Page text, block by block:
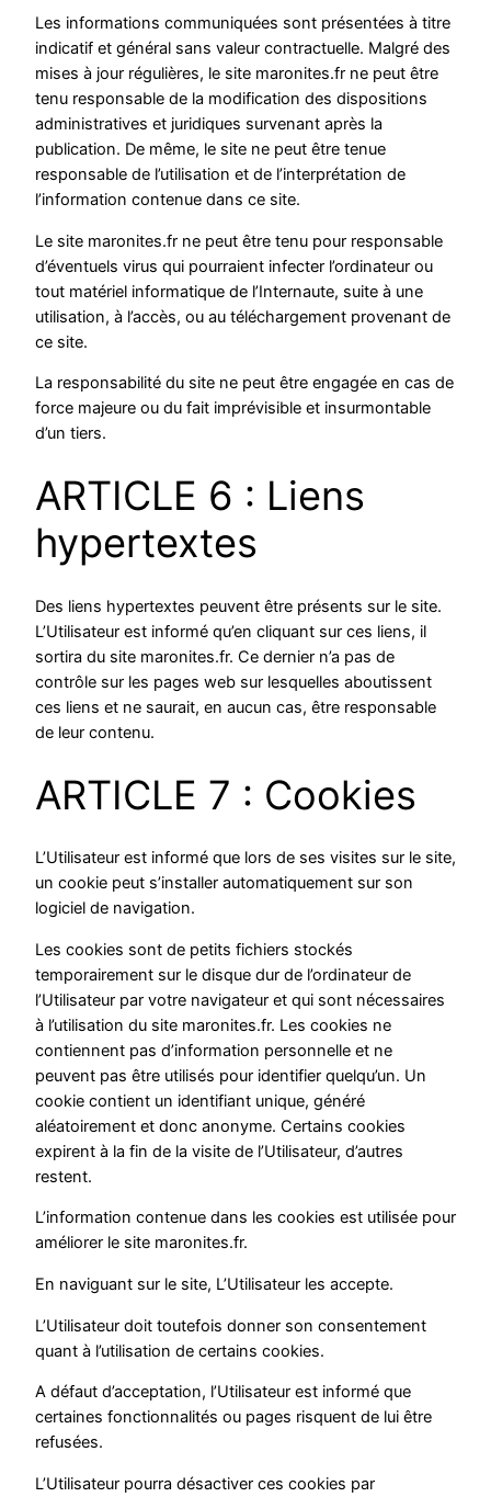
Les informations communiquées sont présentées à titre
indicatif et général sans valeur contractuelle. Malgré des
mises à jour régulières, le site maronites.fr ne peut être
tenu responsable de la modification des dispositions
administratives et juridiques survenant après la
publication. De même, le site ne peut être tenue
responsable de l’utilisation et de l’interprétation de
l’information contenue dans ce site.
Le site maronites.fr ne peut être tenu pour responsable
d’éventuels virus qui pourraient infecter l’ordinateur ou
tout matériel informatique de l’Internaute, suite à une
utilisation, à l’accès, ou au téléchargement provenant de
ce site.
La responsabilité du site ne peut être engagée en cas de
force majeure ou du fait imprévisible et insurmontable
d’un tiers.
ARTICLE 6 : Liens
hypertextes
Des liens hypertextes peuvent être présents sur le site.
L’Utilisateur est informé qu’en cliquant sur ces liens, il
sortira du site maronites.fr. Ce dernier n’a pas de
contrôle sur les pages web sur lesquelles aboutissent
ces liens et ne saurait, en aucun cas, être responsable
de leur contenu.
ARTICLE 7 : Cookies
L’Utilisateur est informé que lors de ses visites sur le site,
un cookie peut s’installer automatiquement sur son
logiciel de navigation.
Les cookies sont de petits fichiers stockés
temporairement sur le disque dur de l’ordinateur de
l’Utilisateur par votre navigateur et qui sont nécessaires
à l’utilisation du site maronites.fr. Les cookies ne
contiennent pas d’information personnelle et ne
peuvent pas être utilisés pour identifier quelqu’un. Un
cookie contient un identifiant unique, généré
aléatoirement et donc anonyme. Certains cookies
expirent à la fin de la visite de l’Utilisateur, d’autres
restent.
L’information contenue dans les cookies est utilisée pour
améliorer le site maronites.fr.
En naviguant sur le site, L’Utilisateur les accepte.
L’Utilisateur doit toutefois donner son consentement
quant à l’utilisation de certains cookies.
A défaut d’acceptation, l’Utilisateur est informé que
certaines fonctionnalités ou pages risquent de lui être
refusées.
L’Utilisateur pourra désactiver ces cookies par